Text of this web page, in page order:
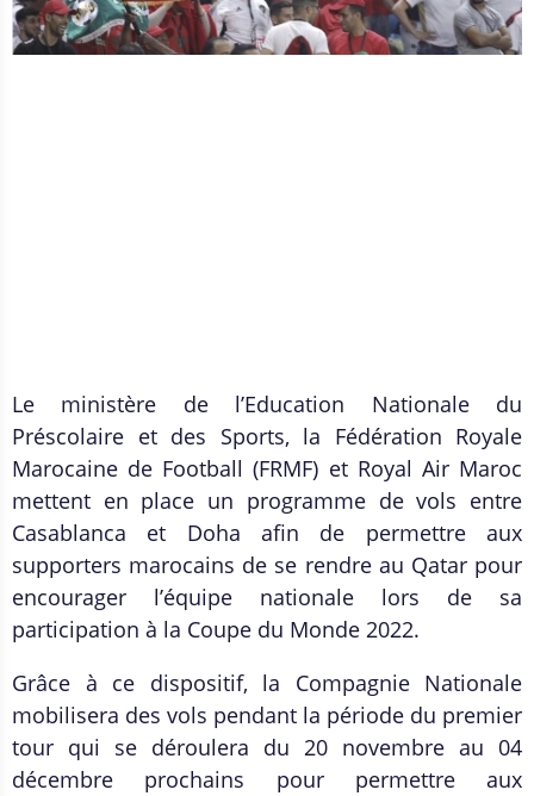
Le ministère de l’Education Nationale du
Préscolaire et des Sports, la Fédération Royale
Marocaine de Football (FRMF) et Royal Air Maroc
mettent en place un programme de vols entre
Casablanca et Doha afin de permettre aux
supporters marocains de se rendre au Qatar pour
encourager l’équipe nationale lors de sa
participation à la Coupe du Monde 2022.
Grâce à ce dispositif, la Compagnie Nationale
mobilisera des vols pendant la période du premier
tour qui se déroulera du 20 novembre au 04
décembre prochains pour permettre aux